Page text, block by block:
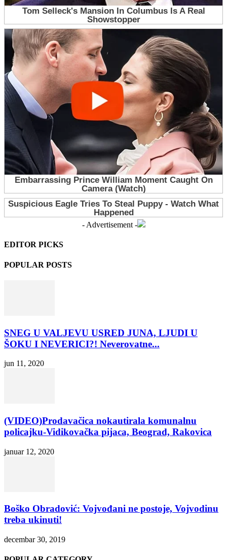
- Advertisement -
EDITOR PICKS
POPULAR POSTS
SNEG U VALJEVU USRED JUNA, LJUDI U
ŠOKU I NEVERICI?! Neverovatne...
jun 11, 2020
(VIDEO)Prodavačica nokautirala komunalnu
policajku-Vidikovačka pijaca, Beograd, Rakovica
januar 12, 2020
Boško Obradović: Vojvođani ne postoje, Vojvodinu
treba ukinuti!
decembar 30, 2019